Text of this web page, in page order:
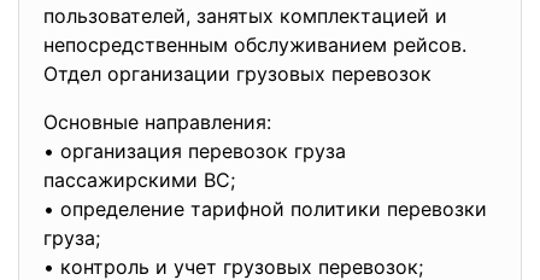
пользователей, занятых комплектацией и
непосредственным обслуживанием рейсов.
Отдел организации грузовых перевозок
Основные направления:
• организация перевозок груза
пассажирскими ВС;
• определение тарифной политики перевозки
груза;
• контроль и учет грузовых перевозок;